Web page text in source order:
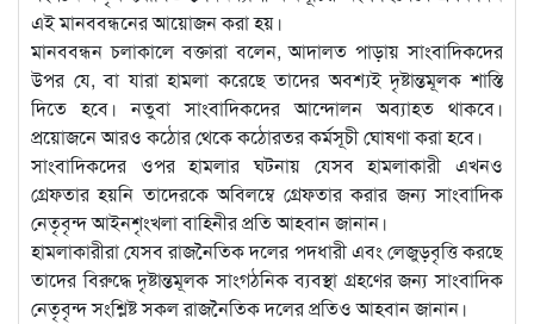
এই মানববন্ধনের আয়োজন করা হয়।
মানববন্ধন চলাকালে বক্তারা বলেন, আদালত পাড়ায় সাংবাদিকদের
উপর যে, বা যারা হামলা করেছে তাদের অবশ্যই দৃষ্টান্তমূলক শাস্তি
দিতে হবে। নতুবা সাংবাদিকদের আন্দোলন অব্যাহত থাকবে।
প্রয়োজনে আরও কঠোর থেকে কঠোরতর কর্মসূচী ঘোষণা করা হবে।
সাংবাদিকদের ওপর হামলার ঘটনায় যেসব হামলাকারী এখনও
গ্রেফতার হয়নি তাদেরকে অবিলম্বে গ্রেফতার করার জন্য সাংবাদিক
নেতৃবৃন্দ আইনশৃংখলা বাহিনীর প্রতি আহবান জানান।
হামলাকারীরা যেসব রাজনৈতিক দলের পদধারী এবং লেজুড়বৃত্তি করছে
তাদের বিরুদ্ধে দৃষ্টান্তমূলক সাংগঠনিক ব্যবস্থা গ্রহণের জন্য সাংবাদিক
নেতৃবৃন্দ সংশ্লিষ্ট সকল রাজনৈতিক দলের প্রতিও আহবান জানান।